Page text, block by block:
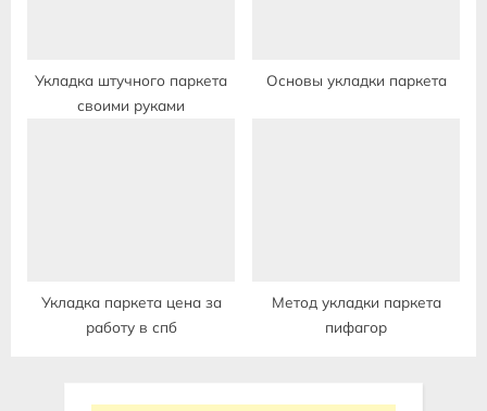
Укладка штучного паркета
своими руками
Основы укладки паркета
Укладка паркета цена за
работу в спб
Метод укладки паркета
пифагор